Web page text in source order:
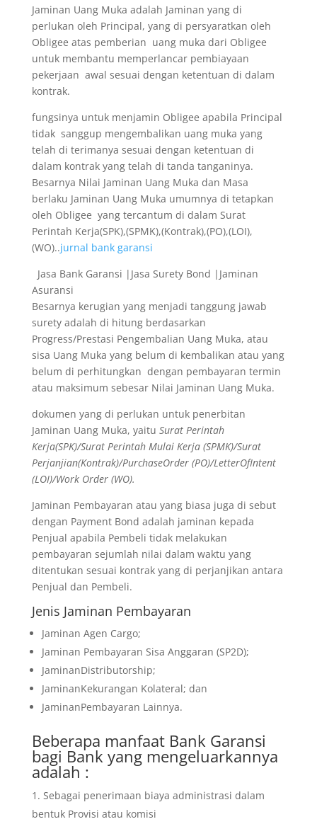
Jaminan Uang Muka adalah Jaminan yang di
perlukan oleh Principal, yang di persyaratkan oleh
Obligee atas pemberian uang muka dari Obligee
untuk membantu memperlancar pembiayaan
pekerjaan awal sesuai dengan ketentuan di dalam
kontrak.
fungsinya untuk menjamin Obligee apabila Principal
tidak sanggup mengembalikan uang muka yang
telah di terimanya sesuai dengan ketentuan di
dalam kontrak yang telah di tanda tanganinya.
Besarnya Nilai Jaminan Uang Muka dan Masa
berlaku Jaminan Uang Muka umumnya di tetapkan
oleh Obligee yang tercantum di dalam Surat
Perintah Kerja(SPK),(SPMK),(Kontrak),(PO),(LOI),
(WO)..jurnal bank garansi
Jasa Bank Garansi |Jasa Surety Bond |Jaminan
Asuransi
Besarnya kerugian yang menjadi tanggung jawab
surety adalah di hitung berdasarkan
Progress/Prestasi Pengembalian Uang Muka, atau
sisa Uang Muka yang belum di kembalikan atau yang
belum di perhitungkan dengan pembayaran termin
atau maksimum sebesar Nilai Jaminan Uang Muka.
dokumen yang di perlukan untuk penerbitan
Jaminan Uang Muka, yaitu Surat Perintah
Kerja(SPK)/Surat Perintah Mulai Kerja (SPMK)/Surat
Perjanjian(Kontrak)/PurchaseOrder (PO)/LetterOfIntent
(LOI)/Work Order (WO).
Jaminan Pembayaran atau yang biasa juga di sebut
dengan Payment Bond adalah jaminan kepada
Penjual apabila Pembeli tidak melakukan
pembayaran sejumlah nilai dalam waktu yang
ditentukan sesuai kontrak yang di perjanjikan antara
Penjual dan Pembeli.
Jenis Jaminan Pembayaran
Jaminan Agen Cargo;
Jaminan Pembayaran Sisa Anggaran (SP2D);
JaminanDistributorship;
JaminanKekurangan Kolateral; dan
JaminanPembayaran Lainnya.
Beberapa manfaat Bank Garansi
bagi Bank yang mengeluarkannya
adalah :
Sebagai penerimaan biaya administrasi dalam
bentuk Provisi atau komisi